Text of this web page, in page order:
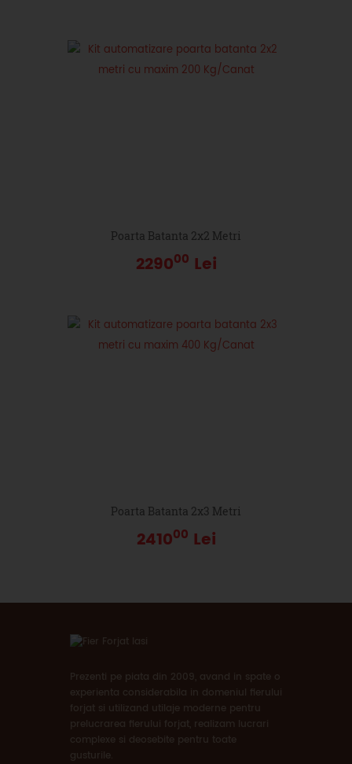
Poarta Batanta 2x2 Metri
229000 Lei
Poarta Batanta 2x3 Metri
241000 Lei
Prezenti pe piata din 2009, avand in spate o
experienta considerabila in domeniul fierului
forjat si utilizand utilaje moderne pentru
prelucrarea fierului forjat, realizam lucrari
complexe si deosebite pentru toate
gusturile.